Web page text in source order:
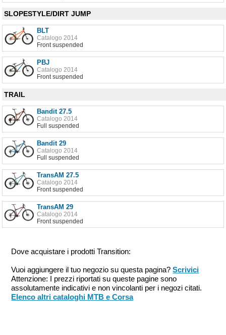
SLOPESTYLE/DIRT JUMP
BLT
Catalogo 2014
Front suspended
PBJ
Catalogo 2014
Front suspended
TRAIL
Bandit 27.5
Catalogo 2014
Full suspended
Bandit 29
Catalogo 2014
Full suspended
TransAM 27.5
Catalogo 2014
Front suspended
TransAM 29
Catalogo 2014
Front suspended
Dove acquistare i prodotti Transition:
Vuoi aggiungere il tuo negozio su questa pagina?Scrivici
Attenzione: I prezzi riportati su queste pagine sono
assolutamente indicativi e non vincolanti per i negozi citati.
Elenco altri cataloghi MTB e Corsa